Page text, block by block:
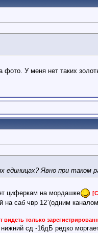
фото. У меня нет таких
единицах? Явно при таком
циферкам на мордашке
саб чвр 12`(одним
видеть только
сд -16дБ редко